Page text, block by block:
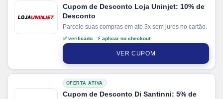
Cupom de Desconto Loja Uninjet: 10% de
Desconto
Parcele suas compras em até 3x sem juros no cartão.
✅ verificado ⚡ aplicar no checkout
VER CUPOM
OFERTA ATIVA
Cupom de Desconto Di Santinni: 5% de